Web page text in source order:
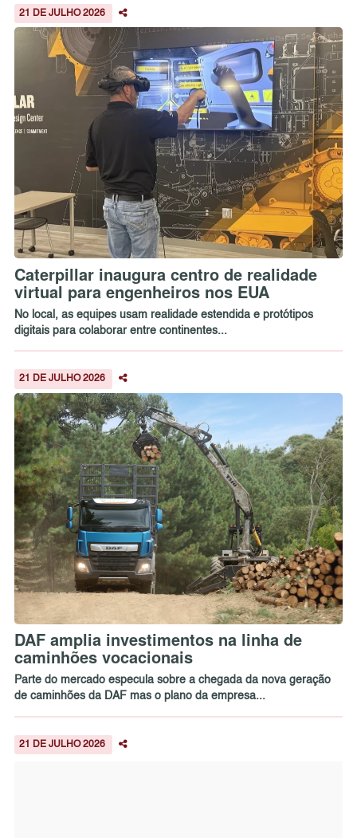
21 DE JULHO 2026
Caterpillar inaugura centro de realidade
virtual para engenheiros nos EUA
No local, as equipes usam realidade estendida e protótipos
digitais para colaborar entre continentes...
21 DE JULHO 2026
DAF amplia investimentos na linha de
caminhões vocacionais
Parte do mercado especula sobre a chegada da nova geração
de caminhões da DAF mas o plano da empresa...
21 DE JULHO 2026